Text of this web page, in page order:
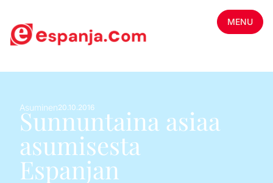
MENU
Asuminen20.10.2016
Sunnuntaina asiaa
asumisesta
Espanjan